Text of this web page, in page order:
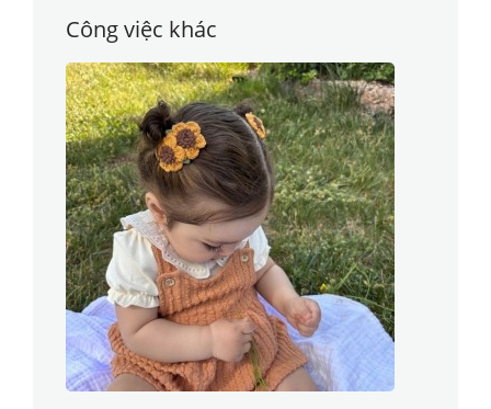
Công việc khác